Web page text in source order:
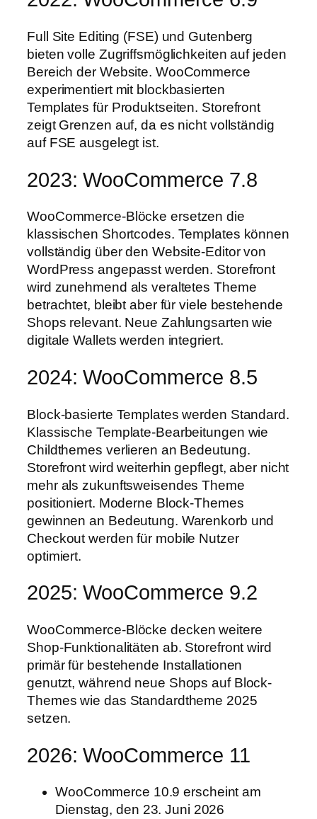
Full Site Editing (FSE) und Gutenberg
bieten volle Zugriffsmöglichkeiten auf jeden
Bereich der Website. WooCommerce
experimentiert mit blockbasierten
Templates für Produktseiten. Storefront
zeigt Grenzen auf, da es nicht vollständig
auf FSE ausgelegt ist.
2023: WooCommerce 7.8
WooCommerce-Blöcke ersetzen die
klassischen Shortcodes. Templates können
vollständig über den Website-Editor von
WordPress angepasst werden. Storefront
wird zunehmend als veraltetes Theme
betrachtet, bleibt aber für viele bestehende
Shops relevant. Neue Zahlungsarten wie
digitale Wallets werden integriert.
2024: WooCommerce 8.5
Block-basierte Templates werden Standard.
Klassische Template-Bearbeitungen wie
Childthemes verlieren an Bedeutung.
Storefront wird weiterhin gepflegt, aber nicht
mehr als zukunftsweisendes Theme
positioniert. Moderne Block-Themes
gewinnen an Bedeutung. Warenkorb und
Checkout werden für mobile Nutzer
optimiert.
2025: WooCommerce 9.2
WooCommerce-Blöcke decken weitere
Shop-Funktionalitäten ab. Storefront wird
primär für bestehende Installationen
genutzt, während neue Shops auf Block-
Themes wie das Standardtheme 2025
setzen.
2026: WooCommerce 11
WooCommerce 10.9 erscheint am
Dienstag, den 23. Juni 2026